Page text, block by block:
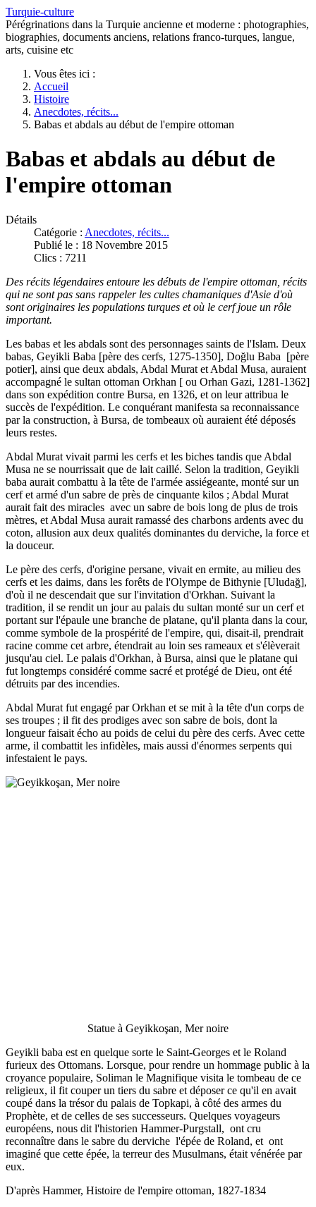
Turquie-culture
Pérégrinations dans la Turquie ancienne et moderne : photographies,
biographies, documents anciens, relations franco-turques, langue,
arts, cuisine etc
Vous êtes ici :
Accueil
Histoire
Anecdotes, récits...
Babas et abdals au début de l'empire ottoman
Babas et abdals au début de
l'empire ottoman
Détails
Catégorie : Anecdotes, récits...
Publié le : 18 Novembre 2015
Clics : 7211
Des récits légendaires entoure les débuts de l'empire ottoman, récits
qui ne sont pas sans rappeler les cultes chamaniques d'Asie d'où
sont originaires les populations turques et où le cerf joue un rôle
important.
Les babas et les abdals sont des personnages saints de l'Islam. Deux
babas, Geyikli Baba [père des cerfs, 1275-1350], Doğlu Baba [père
potier], ainsi que deux abdals, Abdal Murat et Abdal Musa, auraient
accompagné le sultan ottoman Orkhan [ ou Orhan Gazi, 1281-1362]
dans son expédition contre Bursa, en 1326, et on leur attribua le
succès de l'expédition. Le conquérant manifesta sa reconnaissance
par la construction, à Bursa, de tombeaux où auraient été déposés
leurs restes.
Abdal Murat vivait parmi les cerfs et les biches tandis que Abdal
Musa ne se nourrissait que de lait caillé. Selon la tradition, Geyikli
baba aurait combattu à la tête de l'armée assiégeante, monté sur un
cerf et armé d'un sabre de près de cinquante kilos ; Abdal Murat
aurait fait des miracles avec un sabre de bois long de plus de trois
mètres, et Abdal Musa aurait ramassé des charbons ardents avec du
coton, allusion aux deux qualités dominantes du derviche, la force et
la douceur.
Le père des cerfs, d'origine persane, vivait en ermite, au milieu des
cerfs et les daims, dans les forêts de l'Olympe de Bithynie [Uludağ],
d'où il ne descendait que sur l'invitation d'Orkhan. Suivant la
tradition, il se rendit un jour au palais du sultan monté sur un cerf et
portant sur l'épaule une branche de platane, qu'il planta dans la cour,
comme symbole de la prospérité de l'empire, qui, disait-il, prendrait
racine comme cet arbre, étendrait au loin ses rameaux et s'élèverait
jusqu'au ciel. Le palais d'Orkhan, à Bursa, ainsi que le platane qui
fut longtemps considéré comme sacré et protégé de Dieu, ont été
détruits par des incendies.
Abdal Murat fut engagé par Orkhan et se mit à la tête d'un corps de
ses troupes ; il fit des prodiges avec son sabre de bois, dont la
longueur faisait écho au poids de celui du père des cerfs. Avec cette
arme, il combattit les infidèles, mais aussi d'énormes serpents qui
infestaient le pays.
Statue à Geyikkoşan, Mer noire
Geyikli baba est en quelque sorte le Saint-Georges et le Roland
furieux des Ottomans. Lorsque, pour rendre un hommage public à la
croyance populaire, Soliman le Magnifique visita le tombeau de ce
religieux, il fit couper un tiers du sabre et déposer ce qu'il en avait
coupé dans la trésor du palais de Topkapi, à côté des armes du
Prophète, et de celles de ses successeurs. Quelques voyageurs
européens, nous dit l'historien Hammer-Purgstall, ont cru
reconnaître dans le sabre du derviche l'épée de Roland, et ont
imaginé que cette épée, la terreur des Musulmans, était vénérée par
eux.
D'après Hammer, Histoire de l'empire ottoman, 1827-1834